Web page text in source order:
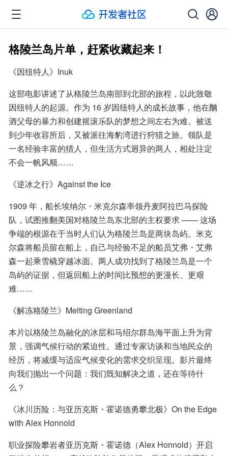
格陵兰岛片单，赶紧收藏起来！
《因纽特人》Inuk
这部电影讲述了从格陵兰岛南部到北部的旅程，以此致敬
因纽特人的起源。作为 16 岁因纽特人的成长故事，他在酗
酒父母的暴力和创建摇滚乐队的梦想之间左右为难。被送
到少年收容所后，又被派往海豹湾进行狩猎之旅。领队是
一名经验丰富的猎人，但生活方式迥异的两人，相处注定
不会一帆风顺……
《逆冰之行》Against the Ice
1909 年，船长埃纳尔・米克尔森率领丹麦阿拉巴马探险
队，试图推翻美国对格陵兰岛东北部的主权要求 —— 这场
争端的根源在于当时人们认为格陵兰岛是两块岛屿。米克
尔森将船员留在船上，自己与经验不足的船员艾弗・艾弗
森一起乘雪橇穿越冰面。两人成功找到了格陵兰岛是一个
岛屿的证据，但返回船上的时间比预想的更漫长、更艰
难……
《解冻格陵兰》Melting Greenland
本片以格陵兰岛融化的冰层和马绍尔群岛海平面上升为背
景，强调气候行动的紧迫性。通过专家访谈和当地民众的
经历，将减缓与适应气候变化的需求交织呈现。影片最终
向我们抛出一个问题：我们既知解决之道，还在等待什
么？
《冰川历险：与亚历克斯・霍诺德勇攀北极》On the Edge
with Alex Honnold
职业探险攀岩者亚历克斯・霍诺德（Alex Honnold）开启